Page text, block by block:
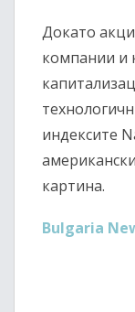
Докато
компании и
индексите
картина.
Bulgaria